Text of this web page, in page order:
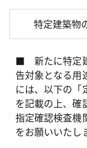
特定建築物
■ 新たに特定
告対象となる用
には、以下の「
を記載の上、確
指定確認検査機
をお願いいたし